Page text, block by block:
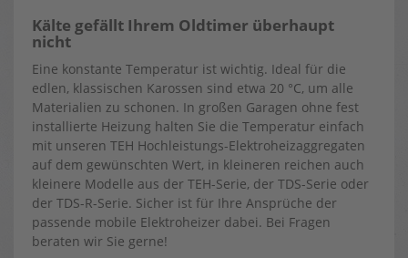
Kälte gefällt Ihrem Oldtimer überhaupt
nicht
Eine konstante Temperatur ist wichtig. Ideal für die
edlen, klassischen Karossen sind etwa 20 °C, um alle
Materialien zu schonen. In großen Garagen ohne fest
installierte Heizung halten Sie die Temperatur einfach
mit unseren TEH Hochleistungs-Elektroheizaggregaten
auf dem gewünschten Wert, in kleineren reichen auch
kleinere Modelle aus der TEH-Serie, der TDS-Serie oder
der TDS-R-Serie. Sicher ist für Ihre Ansprüche der
passende mobile Elektroheizer dabei. Bei Fragen
beraten wir Sie gerne!